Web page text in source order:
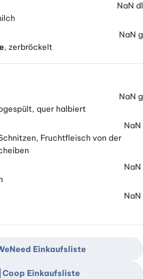
NaN dl
, zerbröckelt
NaN g
quer halbiert
NaN g
Fruchtfleisch von der
NaN
NaN
NaN
Einkaufsliste
Coop Einkaufsliste